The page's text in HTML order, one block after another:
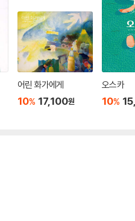
어린 화가에게
10% 17,100원
오스카
10%